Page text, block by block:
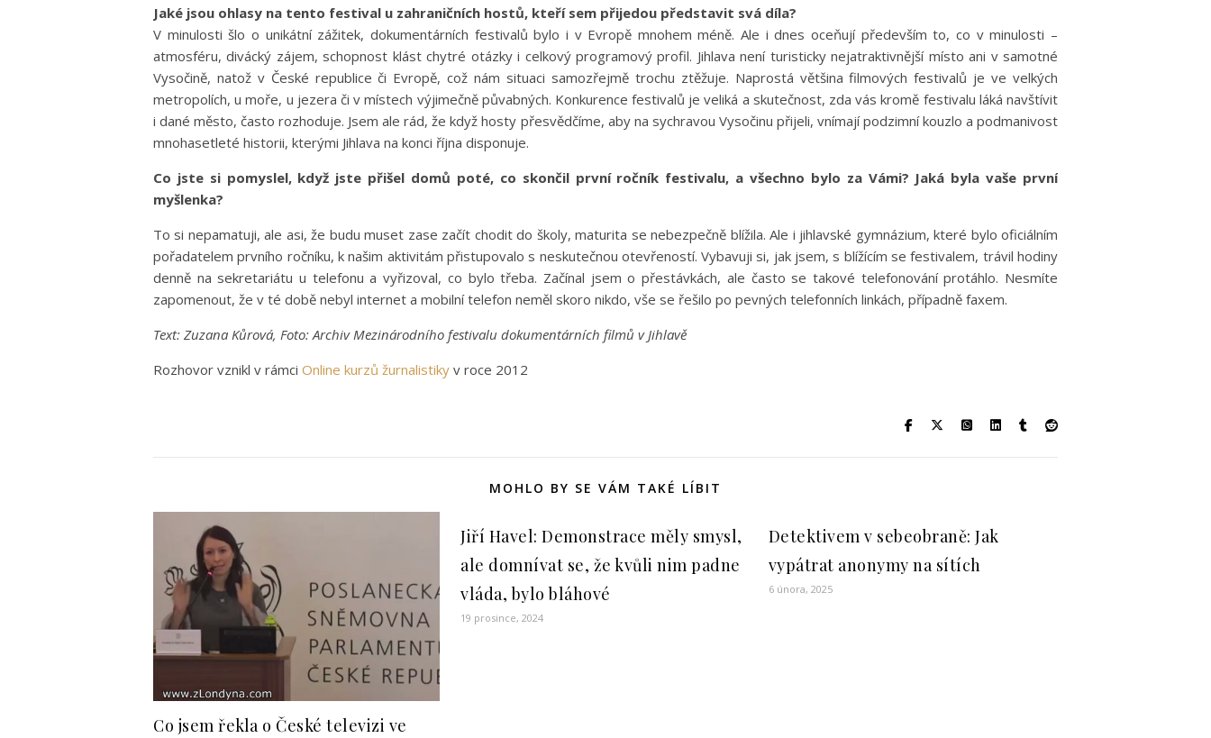
Jaké jsou ohlasy na tento festival u zahraničních hostů, kteří sem přijedou představit svá díla?
V minulosti šlo o unikátní zážitek, dokumentárních festivalů bylo i v Evropě mnohem méně. Ale i dnes oceňují především to, co v minulosti –
atmosféru, divácký zájem, schopnost klást chytré otázky i celkový programový profil. Jihlava není turisticky nejatraktivnější místo ani v samotné
Vysočině, natož v České republice či Evropě, což nám situaci samozřejmě trochu ztěžuje. Naprostá většina filmových festivalů je ve velkých
metropolích, u moře, u jezera či v místech výjimečně půvabných. Konkurence festivalů je veliká a skutečnost, zda vás kromě festivalu láká navštívit
i dané město, často rozhoduje. Jsem ale rád, že když hosty přesvědčíme, aby na sychravou Vysočinu přijeli, vnímají podzimní kouzlo a podmanivost
mnohasetleté historii, kterými Jihlava na konci října disponuje.
Co jste si pomyslel, když jste přišel domů poté, co skončil první ročník festivalu, a všechno bylo za Vámi? Jaká byla vaše první
myšlenka?
To si nepamatuji, ale asi, že budu muset zase začít chodit do školy, maturita se nebezpečně blížila. Ale i jihlavské gymnázium, které bylo oficiálním
pořadatelem prvního ročníku, k našim aktivitám přistupovalo s neskutečnou otevřeností. Vybavuji si, jak jsem, s blížícím se festivalem, trávil hodiny
denně na sekretariátu u telefonu a vyřizoval, co bylo třeba. Začínal jsem o přestávkách, ale často se takové telefonování protáhlo. Nesmíte
zapomenout, že v té době nebyl internet a mobilní telefon neměl skoro nikdo, vše se řešilo po pevných telefonních linkách, případně faxem.
Text: Zuzana Kůrová, Foto: Archiv Mezinárodního festivalu dokumentárních filmů v Jihlavě
Rozhovor vznikl v rámci Online kurzů žurnalistiky v roce 2012
MOHLO BY SE VÁM TAKÉ LÍBIT
Co jsem řekla o České televizi ve
Jiří Havel: Demonstrace měly smysl,
ale domnívat se, že kvůli nim padne
vláda, bylo bláhové
19 prosince, 2024
Detektivem v sebeobraně: Jak
vypátrat anonymy na sítích
6 února, 2025